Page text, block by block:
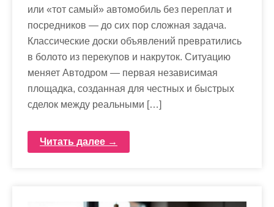
или «тот самый» автомобиль без переплат и
посредников — до сих пор сложная задача.
Классические доски объявлений превратились
в болото из перекупов и накруток. Ситуацию
меняет Автодром — первая независимая
площадка, созданная для честных и быстрых
сделок между реальными […]
Читать далее →